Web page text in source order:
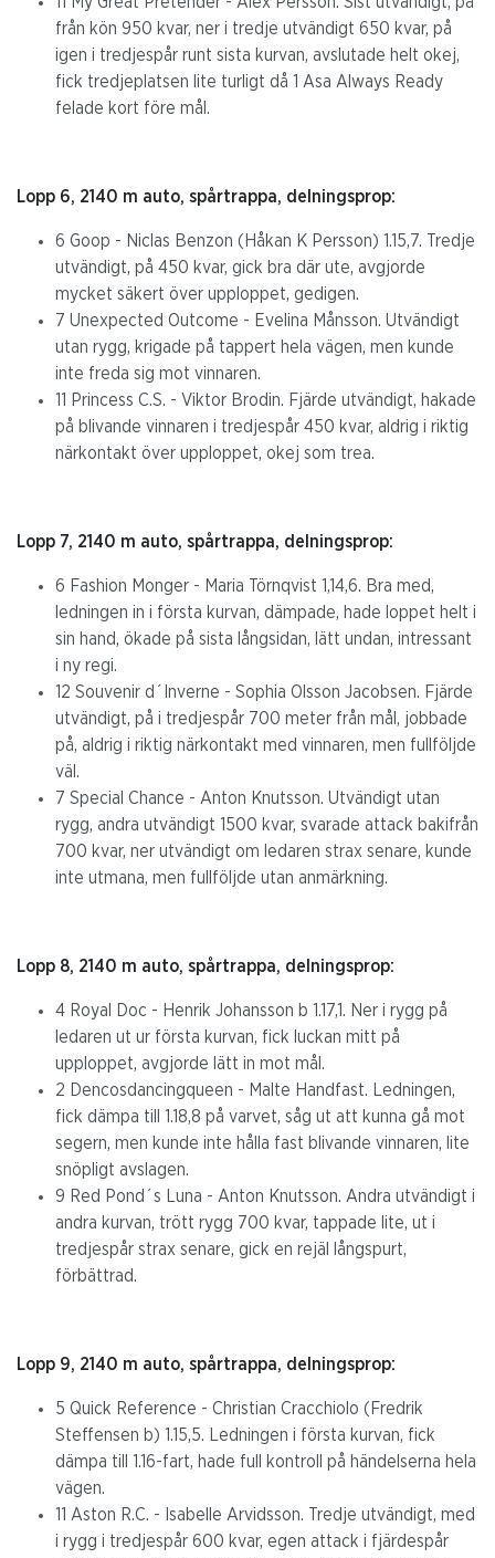
från kön 950 kvar, ner i tredje utvändigt 650 kvar, på
igen i tredjespår runt sista kurvan, avslutade helt okej,
fick tredjeplatsen lite turligt då 1 Asa Always Ready
felade kort före mål.
Lopp 6, 2140 m auto, spårtrappa, delningsprop:
6 Goop - Niclas Benzon (Håkan K Persson) 1.15,7. Tredje
utvändigt, på 450 kvar, gick bra där ute, avgjorde
mycket säkert över upploppet, gedigen.
7 Unexpected Outcome - Evelina Månsson. Utvändigt
utan rygg, krigade på tappert hela vägen, men kunde
inte freda sig mot vinnaren.
11 Princess C.S. - Viktor Brodin. Fjärde utvändigt, hakade
på blivande vinnaren i tredjespår 450 kvar, aldrig i riktig
närkontakt över upploppet, okej som trea.
Lopp 7, 2140 m auto, spårtrappa, delningsprop:
6 Fashion Monger - Maria Törnqvist 1,14,6. Bra med,
ledningen in i första kurvan, dämpade, hade loppet helt i
sin hand, ökade på sista långsidan, lätt undan, intressant
i ny regi.
12 Souvenir d´Inverne - Sophia Olsson Jacobsen. Fjärde
utvändigt, på i tredjespår 700 meter från mål, jobbade
på, aldrig i riktig närkontakt med vinnaren, men fullföljde
väl.
7 Special Chance - Anton Knutsson. Utvändigt utan
rygg, andra utvändigt 1500 kvar, svarade attack bakifrån
700 kvar, ner utvändigt om ledaren strax senare, kunde
inte utmana, men fullföljde utan anmärkning.
Lopp 8, 2140 m auto, spårtrappa, delningsprop:
4 Royal Doc - Henrik Johansson b 1.17,1. Ner i rygg på
ledaren ut ur första kurvan, fick luckan mitt på
upploppet, avgjorde lätt in mot mål.
2 Dencosdancingqueen - Malte Handfast. Ledningen,
fick dämpa till 1.18,8 på varvet, såg ut att kunna gå mot
segern, men kunde inte hålla fast blivande vinnaren, lite
snöpligt avslagen.
9 Red Pond´s Luna - Anton Knutsson. Andra utvändigt i
andra kurvan, trött rygg 700 kvar, tappade lite, ut i
tredjespår strax senare, gick en rejäl långspurt,
förbättrad.
Lopp 9, 2140 m auto, spårtrappa, delningsprop:
5 Quick Reference - Christian Cracchiolo (Fredrik
Steffensen b) 1.15,5. Ledningen i första kurvan, fick
dämpa till 1.16-fart, hade full kontroll på händelserna hela
vägen.
11 Aston R.C. - Isabelle Arvidsson. Tredje utvändigt, med
i rygg i tredjespår 600 kvar, egen attack i fjärdespår